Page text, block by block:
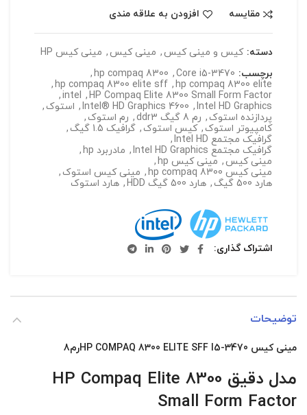
مقایسه افزودن به علاقه مندی
دسته: کیس و مینی کیس , مینی کیس , مینی کیس HP
برچسب: Core i5-3470
,
hp compaq 8300
,
hp compaq 8300 elite
,
hp compaq 8300 elite sff
,
HP Compaq Elite 8300 Small Form Factor
,
intel
,
Intel HD Graphics
,
Intel® HD Graphics 4600
, استوک ,
پردازنده استوک , رم 8 گیگ ddr3 , رم استوک ,
کامپیوتر استوک , کیس استوک , گرافیک 1.5 گیگ
,
گرافیک مجتمع Intel HD
,
گرافیک مجتمع Intel HD Graphics
, مادربرد hp
,
مینی کیس , مینی کیس hp
,
مینی کیس hp compaq 8300
, مینی کیس استوک ,
هارد 500 گیگ
, هارد 500 گیگ HDD , هارد استوک
اشتراک گذاری
توضیحات
مینی کیس HP COMPAQ 8300 ELITE SFF I5-3470رم8
مدل دقیق HP Compaq Elite 8300
Small Form Factor